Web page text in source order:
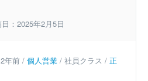
：2025年2月5日
年前 / 個人営業 / 社員クラス / 正